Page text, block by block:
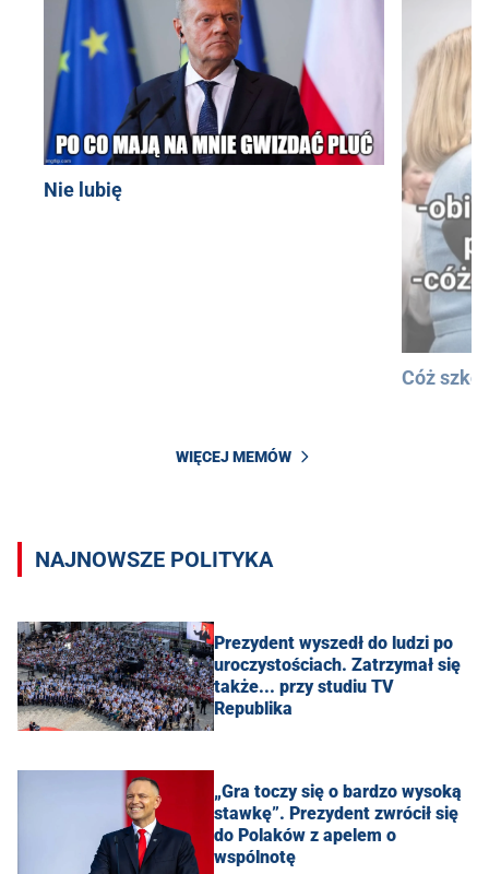
Nie lubię
Cóż
WIĘCEJ MEMÓW
NAJNOWSZE POLITYKA
Prezydent wyszedł do ludzi po
uroczystościach. Zatrzymał się
także... przy studiu TV
Republika
„Gra toczy się o bardzo wysoką
stawkę”. Prezydent zwrócił się
do Polaków z apelem o
wspólnotę